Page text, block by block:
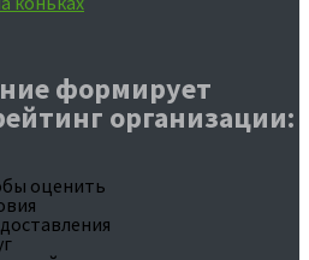
формирует
организации:
оценить